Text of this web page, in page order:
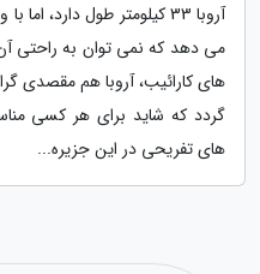
آروبا 33 کیلومتر طول
می دهد که نمی توان به راحتی آن
های کارائیب، آروبا هم مقصدی
گردد که شاید برای هر کسی
های تفریحی در این جزیره...